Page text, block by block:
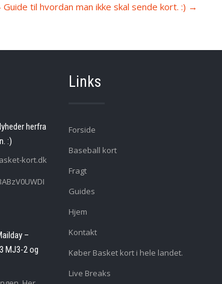
til hvordan man ikke skal sende kort. :) →
herfra
:)
kort.dk
–
MJ3-2 og
Links
Forside
Baseball kort
Fragt
Guides
Hjem
Kontakt
Køber Basket kort i hele landet.
Live Breaks